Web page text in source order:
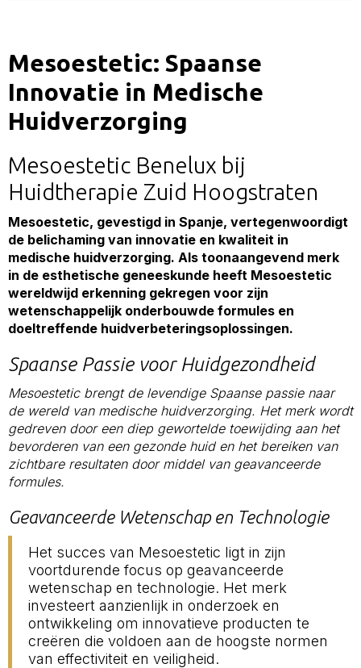
Mesoestetic: Spaanse
Innovatie in Medische
Huidverzorging
Mesoestetic Benelux bij
Huidtherapie Zuid Hoogstraten
Mesoestetic, gevestigd in Spanje, vertegenwoordigt
de belichaming van innovatie en kwaliteit in
medische huidverzorging. Als toonaangevend merk
in de esthetische geneeskunde heeft Mesoestetic
wereldwijd erkenning gekregen voor zijn
wetenschappelijk onderbouwde formules en
doeltreffende huidverbeteringsoplossingen.
Spaanse Passie voor Huidgezondheid
Mesoestetic brengt de levendige Spaanse passie naar
de wereld van medische huidverzorging. Het merk wordt
gedreven door een diep gewortelde toewijding aan het
bevorderen van een gezonde huid en het bereiken van
zichtbare resultaten door middel van geavanceerde
formules.
Geavanceerde Wetenschap en Technologie
Het succes van Mesoestetic ligt in zijn
voortdurende focus op geavanceerde
wetenschap en technologie. Het merk
investeert aanzienlijk in onderzoek en
ontwikkeling om innovatieve producten te
creëren die voldoen aan de hoogste normen
van effectiviteit en veiligheid.